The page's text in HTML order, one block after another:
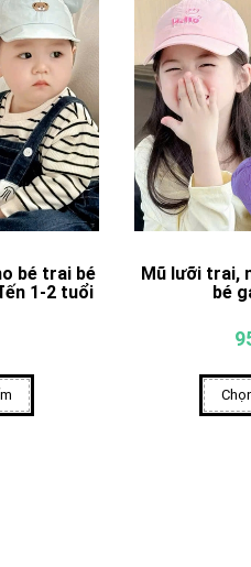
bé trai bé
1-2 tuổi
Mũ lưỡi trai,
bé